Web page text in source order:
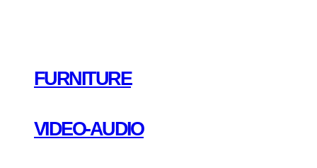
FURNITURE
VIDEO-AUDIO